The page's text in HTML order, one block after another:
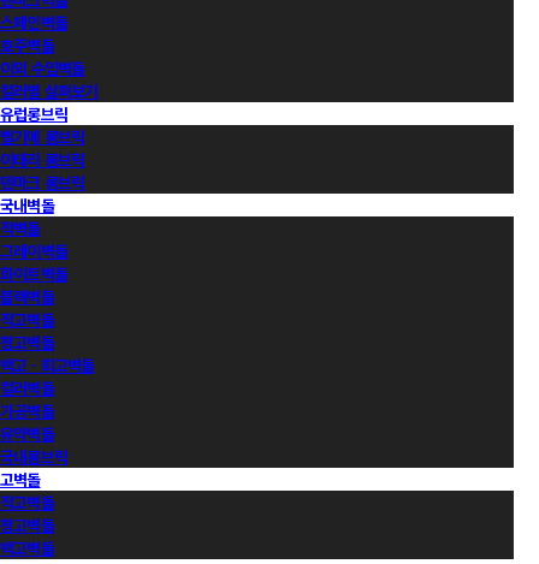
스페인벽돌
호주벽돌
이외 수입벽돌
컬러별 살펴보기
유럽롱브릭
벨기에 롱브릭
이태리 롱브릭
덴마크 롱브릭
국내벽돌
적벽돌
그레이벽돌
화이트벽돌
블랙벽돌
적고벽돌
청고벽돌
백고ㆍ회고벽돌
컬러벽돌
가공벽돌
유약벽돌
국내롱브릭
고벽돌
적고벽돌
청고벽돌
백고벽돌